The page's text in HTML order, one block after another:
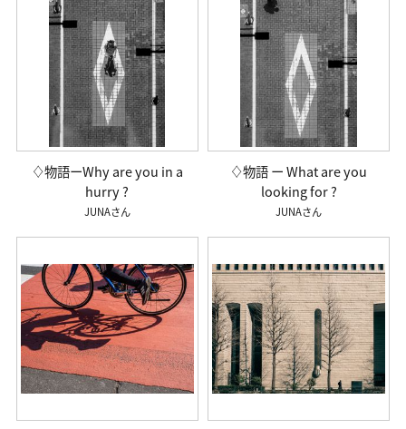
♢物語ーWhy are you in a
hurry ?
JUNA
♢物語 ー What are you
looking for ?
JUNA